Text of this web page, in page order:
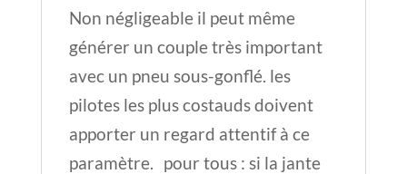
Non négligeable il peut même
générer un couple très important
avec un pneu sous-gonflé. les
pilotes les plus costauds doivent
apporter un regard attentif à ce
paramètre. pour tous : si la jante